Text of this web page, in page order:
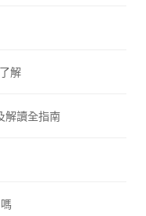
解
解讀全指南